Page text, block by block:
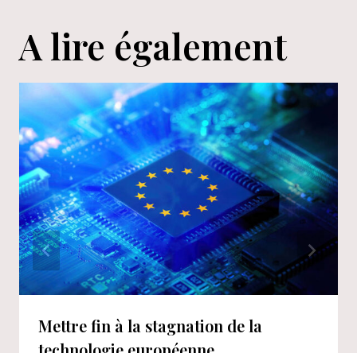
A lire également
Mettre fin à la stagnation de la